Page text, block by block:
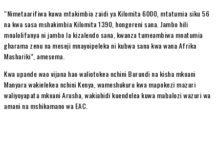
“Nimetaarifiwa kuwa mtakimbia zaidi ya Kilomita 6000, mtatumia siku 56
na kwa sasa mshakimbia Kilomita 1390, hongereni sana. Jambo hili
mnalolifanya ni jambo la kizalendo sana, kwanza tumeambiwa mnatumia
gharama zenu na meseji mnayoipeleka ni kubwa sana kwa wana Afrika
Mashariki”, amesema.
Kwa upande wao vijana hao waliotokea nchini Burundi na kisha mkoani
Manyara wakielekea nchini Kenya, wameshukuru kwa mapokezi mazuri
waliyoyapata mkoani Arusha, wakiahidi kuendelea kuwa mabalozi wazuri wa
amani na mshikamano wa EAC.